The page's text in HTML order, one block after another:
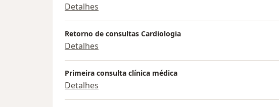
Detalhes
Retorno de consultas Cardiologia
Detalhes
Primeira consulta clínica médica
Detalhes